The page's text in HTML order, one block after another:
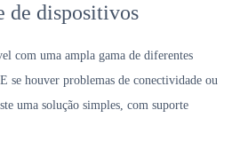
de dispositivos
com uma ampla gama de diferentes
se houver problemas de conectividade ou
uma solução simples, com suporte